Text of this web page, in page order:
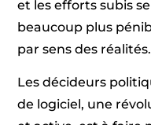
et les efforts subis
beaucoup plus
par sens des réalités.
Les décideurs
de logiciel, une